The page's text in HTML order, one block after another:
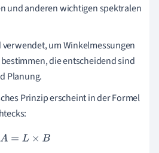
und anderen wichtigen spektralen
verwendet, um Winkelmessungen
die entscheidend sind
Planung.
Prinzip erscheint in der Formel
A=L× B